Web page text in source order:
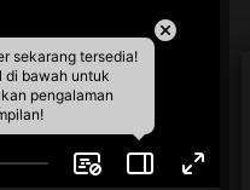
sekarang tersedia!
di bawah untuk
pengalaman